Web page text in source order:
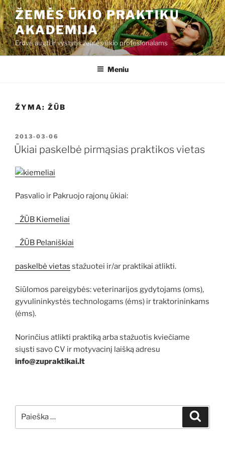
Eiti
prie
turinio
ŽEMĖS ŪKIO PRAKTIKŲ
AKADEMIJA
Erdvė augti ir vystytis žemės ūkio profesionalams
Meniu
ŽYMA: ŽŪB
PASKELBTA
2013-03-06
Ūkiai paskelbė pirmąsias praktikos vietas
Pasvalio ir Pakruojo rajonų ūkiai:
ŽŪB Kiemeliai
ŽŪB Pelaniškiai
paskelbė vietas stažuotei ir/ar praktikai atlikti.
Siūlomos pareigybės: veterinarijos gydytojams (oms),
gyvulininkystės technologams (ėms) ir traktorininkams
(ėms).
Norinčius atlikti praktiką arba stažuotis kviečiame
siųsti savo CV ir motyvacinį laišką adresu
info@zupraktikai.lt